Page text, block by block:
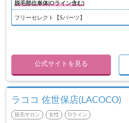
脱毛部位単体(Oライン含む)
フリーセレクト【Sパーツ】
公式サイトを見る
ラココ 佐世保店(LACOCO)
脱毛サロン 女性 Oライン